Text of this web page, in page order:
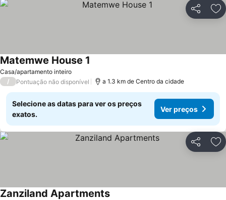
Partilhar
Casa/apartamento inteiro
Matemwe House 1
/ Pontuação não disponível a 1.3 km de Centro da cidade
Selecione as datas para ver os preços
exatos.
Ver preços
Partilhar
Zanziland Apartments